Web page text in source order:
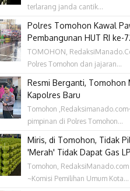
terlarang janda cantik...
Polres Tomohon Kawal
Pembangunan HUT RI ke-
TOMOHON,
Polres Tomohon dan jajaran...
Resmi Berganti, Tomohon
Kapolres Baru
Tomohon
pimpinan di Polres Tomohon...
Miris, di Tomohon, Tidak
'Merah' Tidak Dapat Gas
Tomohon, RedaksiManado.com
~Komisi Pemilihan Umum Kota...